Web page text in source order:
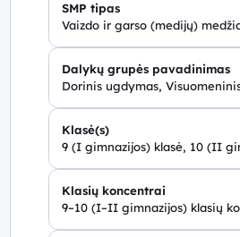
SMP tipas
Vaizdo ir garso (medijų)
Dalykų grupės pavadinimas
Dorinis ugdymas,
Klasė(s)
9 (I gimnazijos) klasė, 10 (II
Klasių koncentrai
9–10 (I–II gimnazijos) klasių